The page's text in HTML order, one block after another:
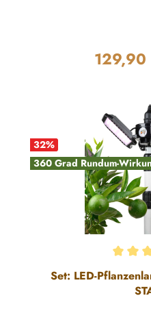
129,90
32%
360 Grad Rundum-
Durchschnittliche
Set: LED-